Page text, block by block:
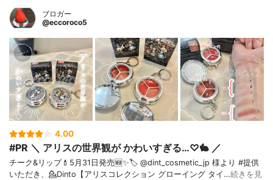
ブロガー
@eccoroco5
4.00
#PR ＼ アリスの世界観が かわいすぎる…♡🐇 ／
チーク&リップ💄⁡5月31日発売🆕✨⁡🏷️ @dint_cosmetic_jp 様より #提供
いただき、⁡💁Dinto【アリスコレクション グローイング タイ…続きを見